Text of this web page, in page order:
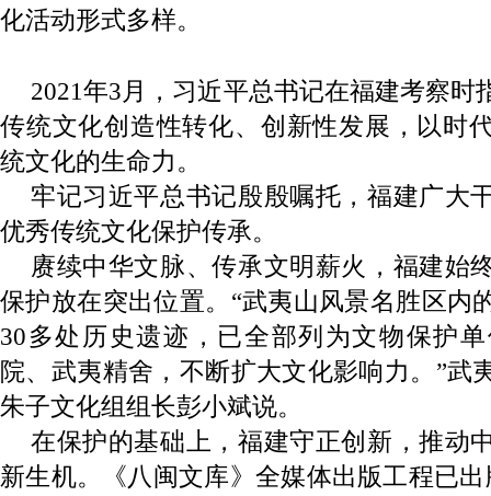
化活动形式多样。
2021年3月，习近平总书记在福建考察时
传统文化创造性转化、创新性发展，以时
统文化的生命力。
牢记习近平总书记殷殷嘱托，福建广大
优秀传统文化保护传承。
赓续中华文脉、传承文明薪火，福建始
保护放在突出位置。“武夷山风景名胜区内
30多处历史遗迹，已全部列为文物保护
院、武夷精舍，不断扩大文化影响力。”武
朱子文化组组长彭小斌说。
在保护的基础上，福建守正创新，推动
新生机。《八闽文库》全媒体出版工程已